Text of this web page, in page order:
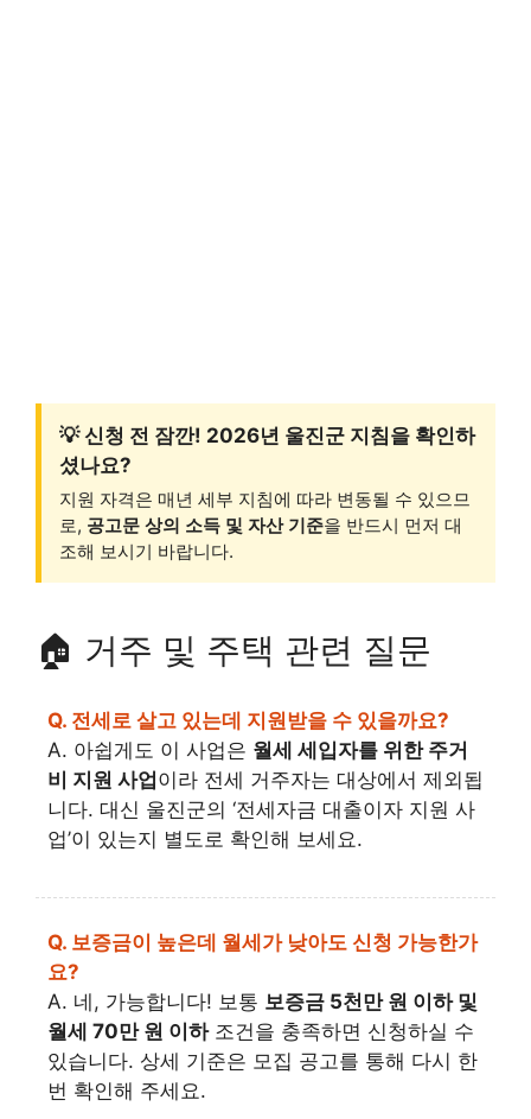
💡 신청 전 잠깐! 2026년 울진군 지침을 확인하
셨나요?
지원 자격은 매년 세부 지침에 따라 변동될 수 있으므
로, 공고문 상의 소득 및 자산 기준을 반드시 먼저 대
조해 보시기 바랍니다.
🏠 거주 및 주택 관련 질문
Q. 전세로 살고 있는데 지원받을 수 있을까요?
A. 아쉽게도 이 사업은 월세 세입자를 위한 주거
비 지원 사업 이라 전세 거주자는 대상에서 제외됩
니다. 대신 울진군의 ‘전세자금 대출이자 지원 사
업’이 있는지 별도로 확인해 보세요.
Q. 보증금이 높은데 월세가 낮아도 신청 가능한가
요?
A. 네, 가능합니다! 보통 보증금 5천만 원 이하 및
월세 70만 원 이하조건을 충족하면 신청하실 수
있습니다. 상세 기준은 모집 공고를 통해 다시 한
번 확인해 주세요.